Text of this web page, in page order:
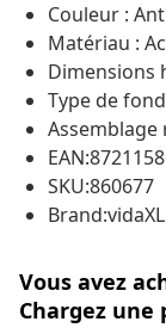
Couleur :
Matériau :
Dimensions
Type de
Assemblage
SKU:860677
Brand:vidaXL
Vous avez
Chargez une